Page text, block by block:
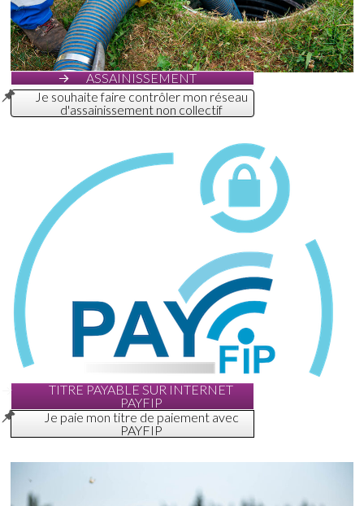
ASSAINISSEMENT
Je souhaite faire contrôler mon réseau
d'assainissement non collectif
TITRE PAYABLE SUR INTERNET
PAYFIP
Je paie mon titre de paiement avec
PAYFIP